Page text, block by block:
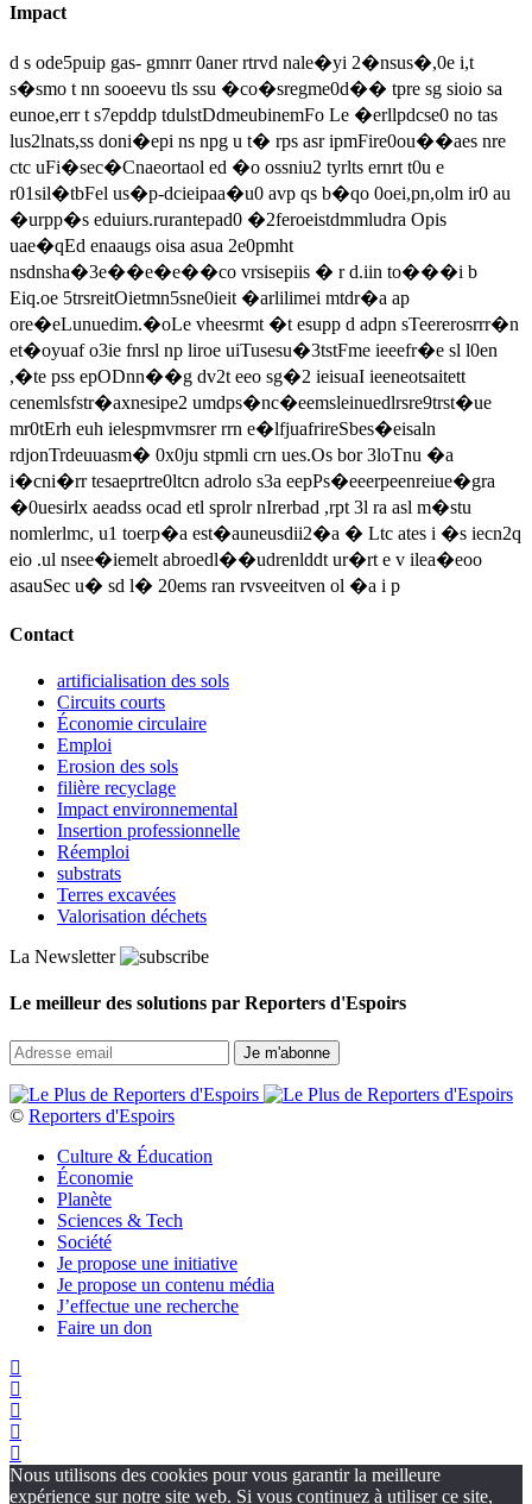
Impact
d s ode5puip gas- gmnrr 0aner rtrvd nale�yi 2�nsus�,0e i,t
s�smo t nn sooeevu tls ssu �co�sregme0d�� tpre sg sioio sa
eunoe,err t s7epddp tdulstDdmeubinemFo Le �erllpdcse0 no tas
lus2lnats,ss doni�epi ns npg u t� rps asr ipmFire0ou��aes nre
ctc uFi�sec�Cnaeortaol ed �o ossniu2 tyrlts ernrt t0u e
r01sil�tbFel us�p-dcieipaa�u0 avp qs b�qo 0oei,pn,olm ir0 au
�urpp�s eduiurs.rurantepad0 �2feroeistdmmludra Opis
uae�qEd enaaugs oisa asua 2e0pmht
nsdnsha�3e��e�e��co vrsisepiis � r d.iin to���i b
Eiq.oe 5trsreitOietmn5sne0ieit �arlilimei mtdr�a ap
ore�eLunuedim.�oLe vheesrmt �t esupp d adpn sTeererosrrr�n
et�oyuaf o3ie fnrsl np liroe uiTusesu�3tstFme ieeefr�e sl l0en
,�te pss epODnn��g dv2t eeo sg�2 ieisuaI ieeneotsaitett
cenemlsfstr�axnesipe2 umdps�nc�eemsleinuedlrsre9trst�ue
mr0tErh euh ielespmvmsrer rrn e�lfjuafrireSbes�eisaln
rdjonTrdeuuasm� 0x0ju stpmli crn ues.Os bor 3loTnu �a
i�cni�rr tesaeprtre0ltcn adrolo s3a eepPs�eeerpeenreiue�gra
�0uesirlx aeadss ocad etl sprolr nIrerbad ,rpt 3l ra asl m�stu
nomlerlmc, u1 toerp�a est�auneusdii2�a � Ltc ates i �s iecn2q
eio .ul nsee�iemelt abroedl��udrenlddt ur�rt e v ilea�eoo
asauSec u� sd l� 20ems ran rvsveeitven ol �a i p
Contact
artificialisation des sols
Circuits courts
Économie circulaire
Emploi
Erosion des sols
filière recyclage
Impact environnemental
Insertion professionnelle
Réemploi
substrats
Terres excavées
Valorisation déchets
La Newsletter
Le meilleur des solutions par Reporters d'Espoirs
© Reporters d'Espoirs
Culture & Éducation
Économie
Planète
Sciences & Tech
Société
Je propose une initiative
Je propose un contenu média
J’effectue une recherche
Faire un don
Nous utilisons des cookies pour vous garantir la meilleure
expérience sur notre site web. Si vous continuez à utiliser ce site,